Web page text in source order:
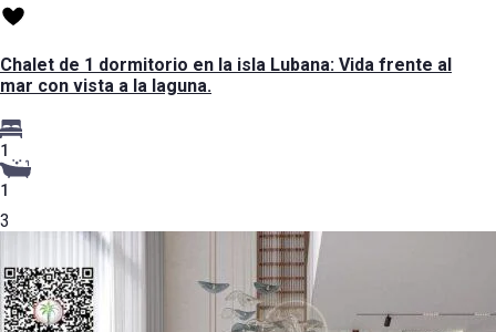
Chalet de 1 dormitorio en la isla Lubana: Vida frente al
mar con vista a la laguna.
1
1
3